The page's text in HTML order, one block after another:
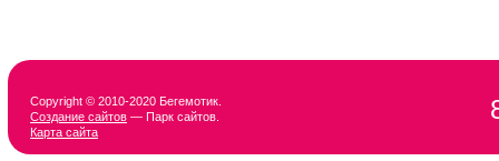
Copyright © 2010-2020 Бегемотик.
Создание сайтов — Парк сайтов.
Карта сайта